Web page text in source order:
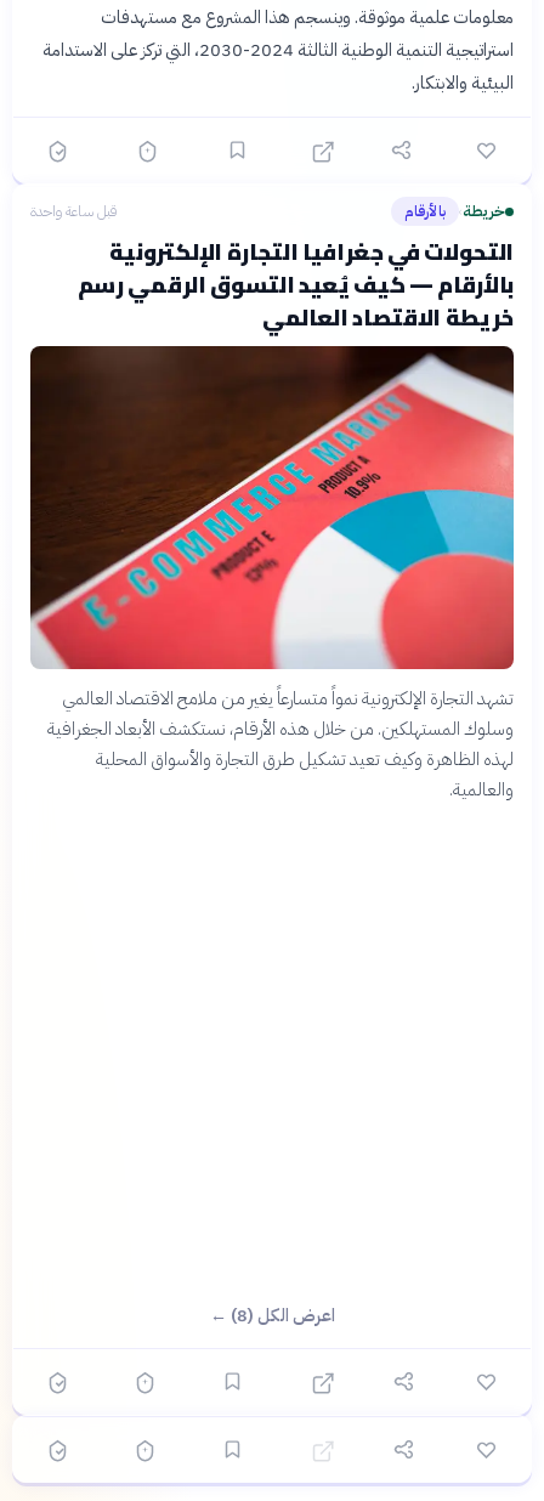
معلومات علمية موثوقة. وينسجم هذا المشروع مع مستهدفات
استراتيجية التنمية الوطنية الثالثة 2024-2030، التي تركز على الاستدامة
البيئية والابتكار.
خريطة› بالأرقام قبل ساعة واحدة
التحولات في جغرافيا التجارة الإلكترونية
بالأرقام — كيف يُعيد التسوق الرقمي رسم
خريطة الاقتصاد العالمي
تشهد التجارة الإلكترونية نمواً متسارعاً يغير من ملامح الاقتصاد العالمي
وسلوك المستهلكين. من خلال هذه الأرقام، نستكشف الأبعاد الجغرافية
لهذه الظاهرة وكيف تعيد تشكيل طرق التجارة والأسواق المحلية
والعالمية.
اعرض الكل (8) ← ؟ خريطة اختيار متعدد
خرائط النزاعات المسلحة: تحليل ديناميكيات الصراع
🎯
6سؤال 🔴 صعب ابدأ ←